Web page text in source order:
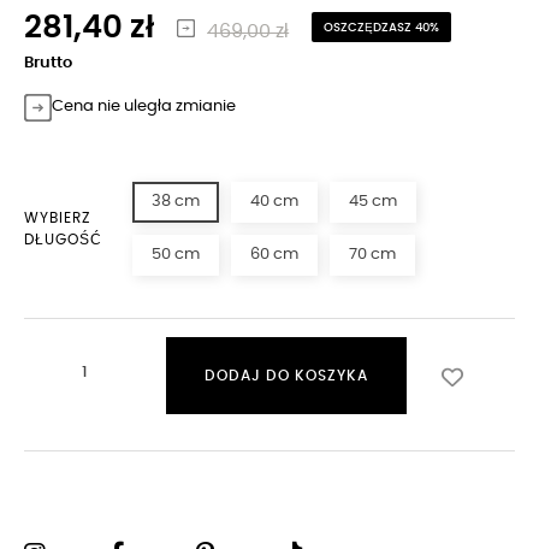
281,40 zł 469,00 zł OSZCZĘDZASZ 40%
Brutto
Cena nie uległa zmianie
WYBIERZ
DŁUGOŚĆ
38 cm 40 cm 45 cm
50 cm 60 cm 70 cm
DODAJ DO KOSZYKA